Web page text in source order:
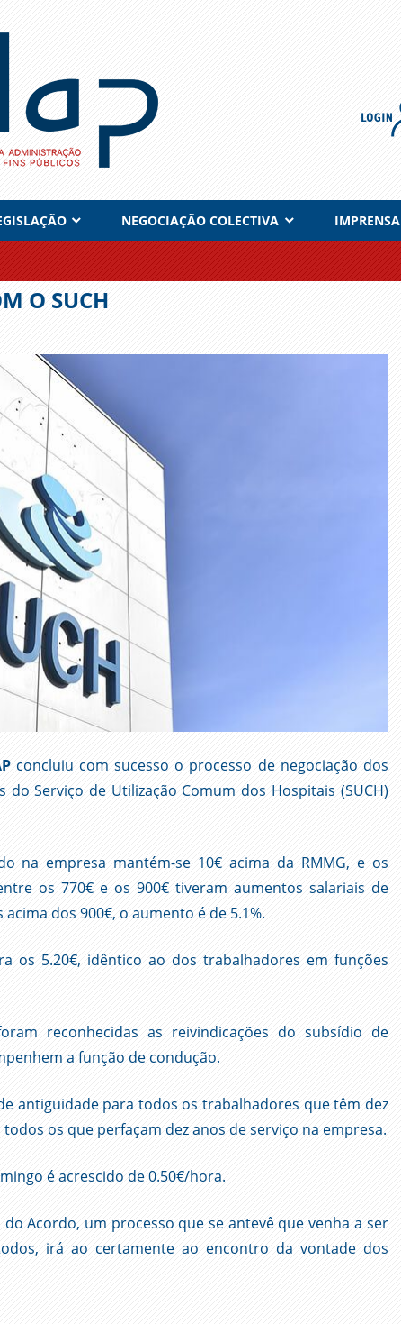
NEGOCIAÇÃO COLECTIVA IMPRENSA
O SUCH
concluiu com sucesso o processo de negociação dos
Serviço de Utilização Comum dos Hospitais (SUCH)
na empresa mantém-se 10€ acima da RMMG, e os
os 770€ e os 900€ tiveram aumentos salariais de
dos 900€, o aumento é de 5.1%.
os 5.20€, idêntico ao dos trabalhadores em funções
reconhecidas as reivindicações do subsídio de
a função de condução.
antiguidade para todos os trabalhadores que têm dez
os que perfaçam dez anos de serviço na empresa.
é acrescido de 0.50€/hora.
Acordo, um processo que se antevê que venha a ser
irá ao certamente ao encontro da vontade dos